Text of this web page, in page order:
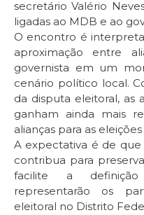
secretário Valério
ligadas ao MDB e ao
O encontro é
aproximação entre
governista em um
cenário político local.
da disputa eleitoral, as
ganham ainda mais
alianças para as
A expectativa é de que
contribua para
facilite a
representarão os
eleitoral no Distrito